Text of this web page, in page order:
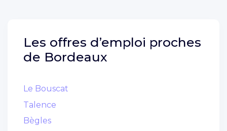
Les offres d’emploi proches
de Bordeaux
Le Bouscat
Talence
Bègles